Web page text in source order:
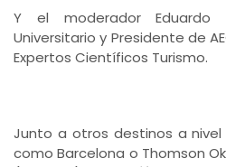
Y el moderador Eduardo
Universitario y Presidente de
Expertos Científicos Turismo.
Junto a otros destinos a
como Barcelona o Thomson